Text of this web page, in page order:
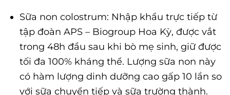
Sữa non colostrum: Nhập khẩu trực tiếp từ
tập đoàn APS – Biogroup Hoa Kỳ, được vắt
trong 48h đầu sau khi bò mẹ sinh, giữ được
tối đa 100% kháng thể. Lượng sữa non này
có hàm lượng dinh dưỡng cao gấp 10 lần so
với sữa chuyển tiếp và sữa trường thành.